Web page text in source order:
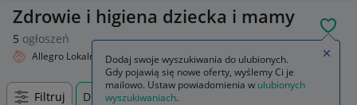
Zdrowie i higiena dziecka i mamy
5 ogłoszeń
Allegro Lokalnie Dziecko Zdrowie i higiena
Filtruj Drezdenko, Lubuskie, +0 km
Dodaj swoje wyszukiwania do ulubionych.
Gdy pojawią się nowe oferty, wyślemy Ci je
mailowo. Ustaw powiadomienia w ulubionych
wyszukiwaniach.